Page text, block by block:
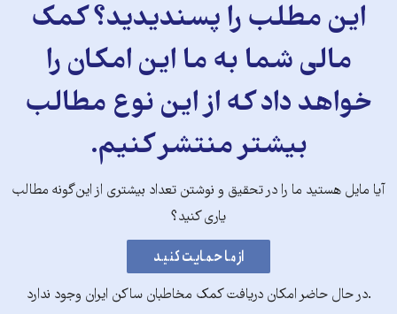
این مطلب را پسندیدید؟ کمک
مالی شما به ما این امکان را
خواهد داد که از این نوع مطالب
بیشتر منتشر کنیم.
آیا مایل هستید ما را در تحقیق و نوشتن تعداد بیشتری از این‌گونه مطالب
یاری کنید؟
.در حال حاضر امکان دریافت کمک مخاطبان ساکن ایران وجود ندارد